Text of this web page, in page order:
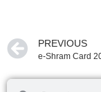
PREVIOUS